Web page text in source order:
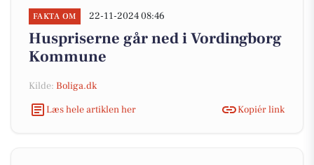
FAKTA OM 22-11-2024 08:46
Huspriserne går ned i Vordingborg
Kommune
Kilde: Boliga.dk
Læs hele artiklen her
Kopiér link